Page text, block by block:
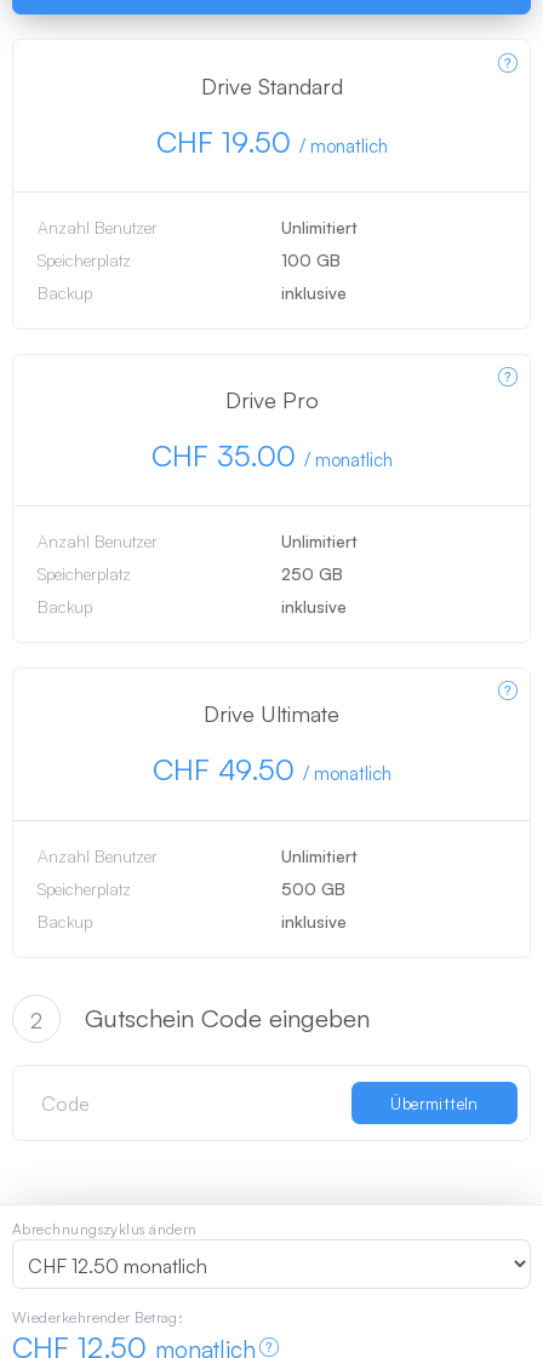
Drive Standard
CHF 19.50 / monatlich
Anzahl Benutzer
Unlimitiert
Speicherplatz
100 GB
Backup
inklusive
Drive Pro
CHF 35.00 / monatlich
Anzahl Benutzer
Unlimitiert
Speicherplatz
250 GB
Backup
inklusive
Drive Ultimate
CHF 49.50 / monatlich
Anzahl Benutzer
Unlimitiert
Speicherplatz
500 GB
Backup
inklusive
2 Gutschein Code eingeben
Übermitteln
Abrechnungszyklus ändern
Wiederkehrender Betrag:
CHF 12.50 monatlich